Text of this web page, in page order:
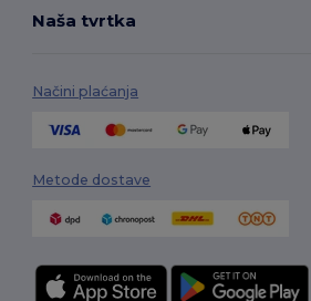
Naša tvrtka
Načini plaćanja
Metode dostave